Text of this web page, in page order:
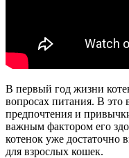
В первый год жизни
вопросах питания. В это
предпочтения и
важным фактором его
котенок уже достаточно
для взрослых кошек.